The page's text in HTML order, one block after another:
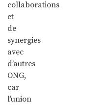
collaborations
et
de
synergies
avec
d’autres
ONG,
car
l’union